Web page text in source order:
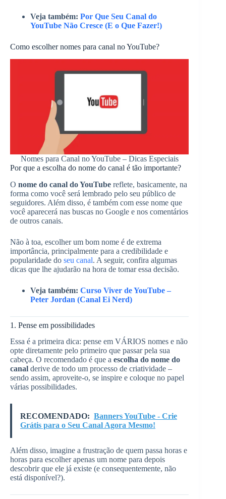
Veja também: Por Que Seu Canal do
YouTube Não Cresce (E o Que Fazer!)
Como escolher nomes para canal no YouTube?
Nomes para Canal no YouTube – Dicas Especiais
Por que a escolha do nome do canal é tão importante?
O nome do canal do YouTube reflete, basicamente, na
forma como você será lembrado pelo seu público de
seguidores. Além disso, é também com esse nome que
você aparecerá nas buscas no Google e nos comentários
de outros canais.
Não à toa, escolher um bom nome é de extrema
importância, principalmente para a credibilidade e
popularidade do seu canal. A seguir, confira algumas
dicas que lhe ajudarão na hora de tomar essa decisão.
Veja também: Curso Viver de YouTube –
Peter Jordan (Canal Ei Nerd)
1. Pense em possibilidades
Essa é a primeira dica: pense em VÁRIOS nomes e não
opte diretamente pelo primeiro que passar pela sua
cabeça. O recomendado é que a escolha do nome do
canal derive de todo um processo de criatividade –
sendo assim, aproveite-o, se inspire e coloque no papel
várias possibilidades.
RECOMENDADO: Banners YouTube - Crie
Grátis para o Seu Canal Agora Mesmo!
Além disso, imagine a frustração de quem passa horas e
horas para escolher apenas um nome para depois
descobrir que ele já existe (e consequentemente, não
está disponível?).